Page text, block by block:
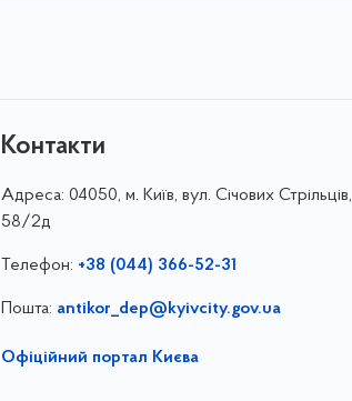
Контакти
Адреса: 04050, м. Київ, вул. Січових Стрільців,
58/2д
Телефон: +38 (044) 366-52-31
Пошта: antikor_dep@kyivcity.gov.ua
Офіційний портал Києва